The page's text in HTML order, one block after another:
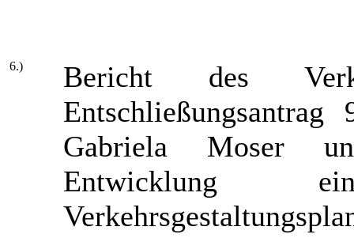
6.)
Bericht des
Gabriela Moser
Entwicklung